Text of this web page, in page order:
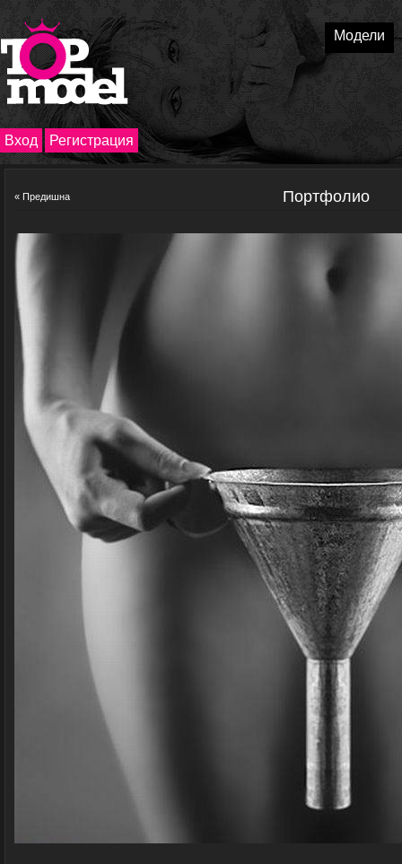
Модели
Вход Регистрация
« Предишна Портфолио